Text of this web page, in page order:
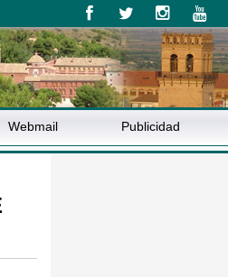
Webmail Publicidad